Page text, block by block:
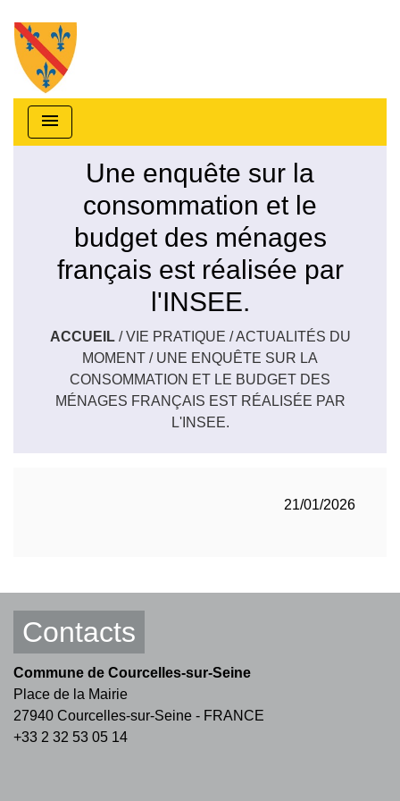
menu
Une enquête sur la
consommation et le
budget des ménages
français est réalisée par
l'INSEE.
ACCUEIL/VIE PRATIQUE /ACTUALITÉS DU
MOMENT / UNE ENQUÊTE SUR LA
CONSOMMATION ET LE BUDGET DES
MÉNAGES FRANÇAIS EST RÉALISÉE PAR
L'INSEE.
21/01/2026
Contacts
Commune de Courcelles-sur-Seine
Place de la Mairie
27940 Courcelles-sur-Seine - FRANCE
+33 2 32 53 05 14